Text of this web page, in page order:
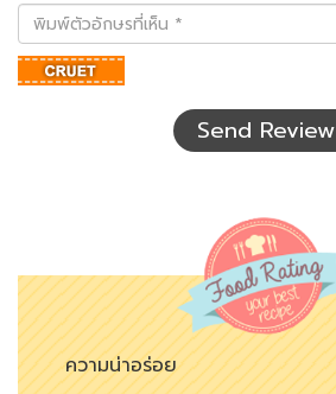
พิมพ์
ตัว
อักษร
ที่
Send Review
ความน่าอร่อย